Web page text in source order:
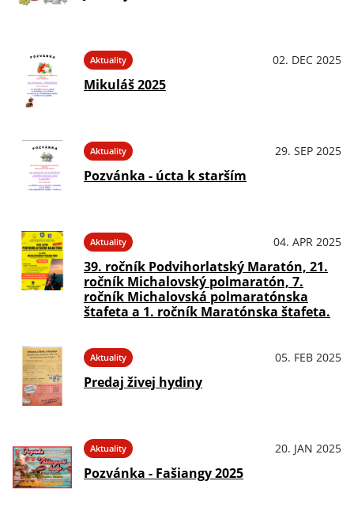
Aktuality 02. DEC 2025
Mikuláš 2025
Aktuality 29. SEP 2025
Pozvánka - úcta k starším
Aktuality 04. APR 2025
39. ročník Podvihorlatský Maratón, 21.
ročník Michalovský polmaratón, 7.
ročník Michalovská polmaratónska
štafeta a 1. ročník Maratónska štafeta.
Aktuality 05. FEB 2025
Predaj živej hydiny
Aktuality 20. JAN 2025
Pozvánka - Fašiangy 2025